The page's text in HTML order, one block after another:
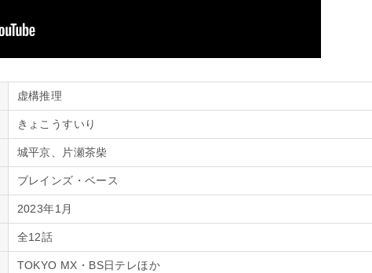
虚構推理
きょこうすいり
城平京、片瀬茶柴
ブレインズ・ベース
2023年1月
全12話
TOKYO MX・BS日テレほか